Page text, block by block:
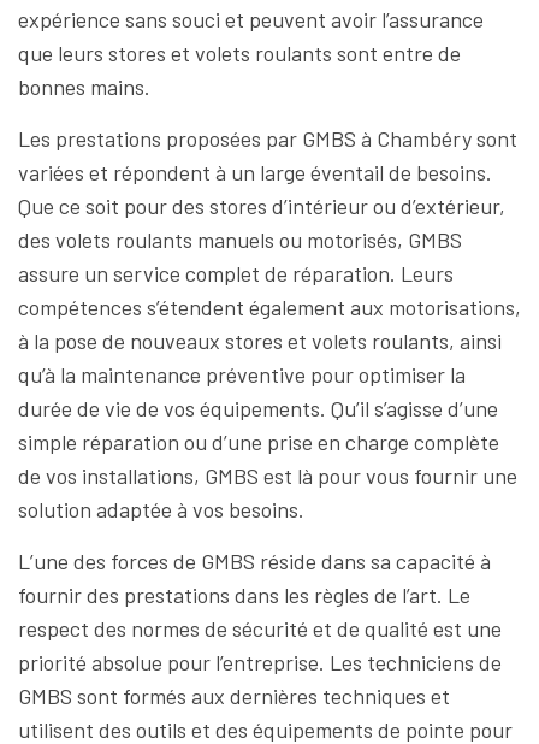
expérience sans souci et peuvent avoir l’assurance
que leurs stores et volets roulants sont entre de
bonnes mains.
Les prestations proposées par GMBS à Chambéry sont
variées et répondent à un large éventail de besoins.
Que ce soit pour des stores d’intérieur ou d’extérieur,
des volets roulants manuels ou motorisés, GMBS
assure un service complet de réparation. Leurs
compétences s’étendent également aux motorisations,
à la pose de nouveaux stores et volets roulants, ainsi
qu’à la maintenance préventive pour optimiser la
durée de vie de vos équipements. Qu’il s’agisse d’une
simple réparation ou d’une prise en charge complète
de vos installations, GMBS est là pour vous fournir une
solution adaptée à vos besoins.
L’une des forces de GMBS réside dans sa capacité à
fournir des prestations dans les règles de l’art. Le
respect des normes de sécurité et de qualité est une
priorité absolue pour l’entreprise. Les techniciens de
GMBS sont formés aux dernières techniques et
utilisent des outils et des équipements de pointe pour